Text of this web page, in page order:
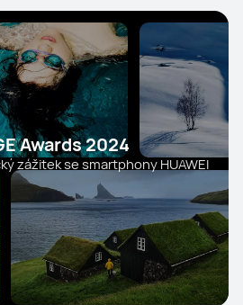
Awards 2024
zážitek se smartphony HUAWEI